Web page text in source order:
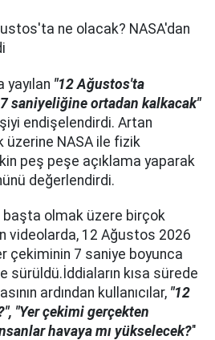
ne olacak? NASA'dan
yayılan "12 Ağustos'ta
saniyeliğine ortadan kalkacak"
endişelendirdi. Artan
üzerine NASA ile fizik
peş peşe açıklama yaparak
değerlendirdi.
olmak üzere birçok
videolarda, 12 Ağustos 2026
çekiminin 7 saniye boyunca
sürüldü.İddiaların kısa sürede
ardından kullanıcılar, "12
"Yer çekimi gerçekten
havaya mı yükselecek?"